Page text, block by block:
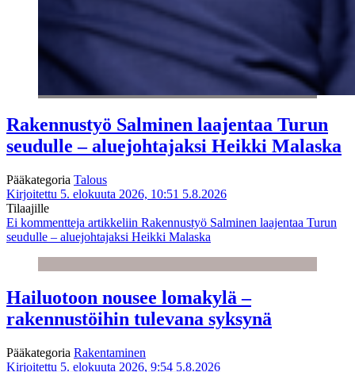
Rakennustyö Salminen laajentaa Turun
seudulle – aluejohtajaksi Heikki Malaska
Pääkategoria Talous
Kirjoitettu 5. elokuuta 2026, 10:51 5.8.2026
Tilaajille
Ei kommentteja artikkeliin Rakennustyö Salminen laajentaa Turun
seudulle – aluejohtajaksi Heikki Malaska
Hailuotoon nousee lomakylä –
rakennustöihin tulevana syksynä
Pääkategoria Rakentaminen
Kirjoitettu 5. elokuuta 2026, 9:54 5.8.2026